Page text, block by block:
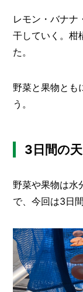
レモン・バナナ
干していく。柑
た。
野菜と果物とも
う。
3日間の
野菜や果物は水
で、今回は3日